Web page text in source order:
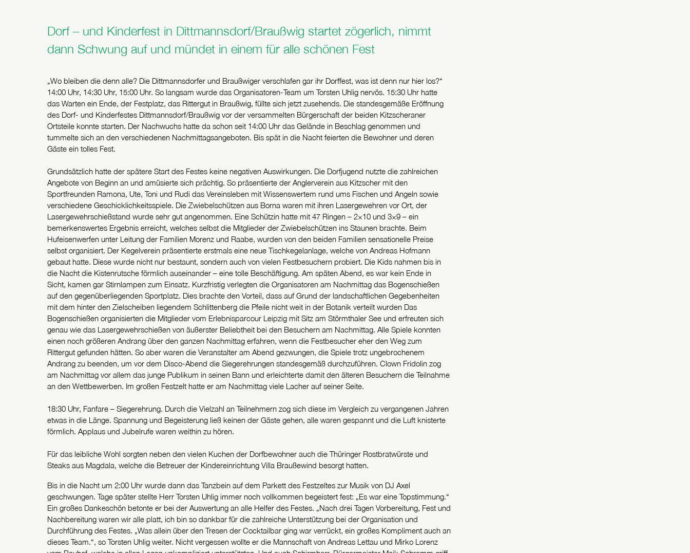
Dorf – und Kinderfest in Dittmannsdorf/Braußwig startet zögerlich, nimmt
dann Schwung auf und mündet in einem für alle schönen Fest
„Wo bleiben die denn alle? Die Dittmannsdorfer und Braußwiger verschlafen gar ihr Dorffest, was ist denn nur hier los?“
14:00 Uhr, 14:30 Uhr, 15:00 Uhr. So langsam wurde das Organisatoren-Team um Torsten Uhlig nervös. 15:30 Uhr hatte
das Warten ein Ende, der Festplatz, das Rittergut in Braußwig, füllte sich jetzt zusehends. Die standesgemäße Eröffnung
des Dorf- und Kinderfestes Dittmannsdorf/Braußwig vor der versammelten Bürgerschaft der beiden Kitzscheraner
Ortsteile konnte starten. Der Nachwuchs hatte da schon seit 14:00 Uhr das Gelände in Beschlag genommen und
tummelte sich an den verschiedenen Nachmittagsangeboten. Bis spät in die Nacht feierten die Bewohner und deren
Gäste ein tolles Fest.
Grundsätzlich hatte der spätere Start des Festes keine negativen Auswirkungen. Die Dorfjugend nutzte die zahlreichen
Angebote von Beginn an und amüsierte sich prächtig. So präsentierte der Anglerverein aus Kitzscher mit den
Sportfreunden Ramona, Ute, Toni und Rudi das Vereinsleben mit Wissenswertem rund ums Fischen und Angeln sowie
verschiedene Geschicklichkeitsspiele. Die Zwiebelschützen aus Borna waren mit ihren Lasergewehren vor Ort, der
Lasergewehrschießstand wurde sehr gut angenommen. Eine Schützin hatte mit 47 Ringen – 2×10 und 3×9 – ein
bemerkenswertes Ergebnis erreicht, welches selbst die Mitglieder der Zwiebelschützen ins Staunen brachte. Beim
Hufeisenwerfen unter Leitung der Familien Morenz und Raabe, wurden von den beiden Familien sensationelle Preise
selbst organisiert. Der Kegelverein präsentierte erstmals eine neue Tischkegelanlage, welche von Andreas Hofmann
gebaut hatte. Diese wurde nicht nur bestaunt, sondern auch von vielen Festbesuchern probiert. Die Kids nahmen bis in
die Nacht die Kistenrutsche förmlich auseinander – eine tolle Beschäftigung. Am späten Abend, es war kein Ende in
Sicht, kamen gar Stirnlampen zum Einsatz. Kurzfristig verlegten die Organisatoren am Nachmittag das Bogenschießen
auf den gegenüberliegenden Sportplatz. Dies brachte den Vorteil, dass auf Grund der landschaftlichen Gegebenheiten
mit dem hinter den Zielscheiben liegendem Schlittenberg die Pfeile nicht weit in der Botanik verteilt wurden Das
Bogenschießen organisierten die Mitglieder vom Erlebnisparcour Leipzig mit Sitz am Störmthaler See und erfreuten sich
genau wie das Lasergewehrschießen von äußerster Beliebtheit bei den Besuchern am Nachmittag. Alle Spiele konnten
einen noch größeren Andrang über den ganzen Nachmittag erfahren, wenn die Festbesucher eher den Weg zum
Rittergut gefunden hätten. So aber waren die Veranstalter am Abend gezwungen, die Spiele trotz ungebrochenem
Andrang zu beenden, um vor dem Disco-Abend die Siegerehrungen standesgemäß durchzuführen. Clown Fridolin zog
am Nachmittag vor allem das junge Publikum in seinen Bann und erleichterte damit den älteren Besuchern die Teilnahme
an den Wettbewerben. Im großen Festzelt hatte er am Nachmittag viele Lacher auf seiner Seite.
18:30 Uhr, Fanfare – Siegerehrung. Durch die Vielzahl an Teilnehmern zog sich diese im Vergleich zu vergangenen Jahren
etwas in die Länge. Spannung und Begeisterung ließ keinen der Gäste gehen, alle waren gespannt und die Luft knisterte
förmlich. Applaus und Jubelrufe waren weithin zu hören.
Für das leibliche Wohl sorgten neben den vielen Kuchen der Dorfbewohner auch die Thüringer Rostbratwürste und
Steaks aus Magdala, welche die Betreuer der Kindereinrichtung Villa Braußewind besorgt hatten.
Bis in die Nacht um 2:00 Uhr wurde dann das Tanzbein auf dem Parkett des Festzeltes zur Musik von DJ Axel
geschwungen. Tage später stellte Herr Torsten Uhlig immer noch vollkommen begeistert fest: „Es war eine Topstimmung.“
Ein großes Dankeschön betonte er bei der Auswertung an alle Helfer des Festes. „Nach drei Tagen Vorbereitung, Fest und
Nachbereitung waren wir alle platt, ich bin so dankbar für die zahlreiche Unterstützung bei der Organisation und
Durchführung des Festes. „Was allein über den Tresen der Cocktailbar ging war verrückt, ein großes Kompliment auch an
dieses Team.“, so Torsten Uhlig weiter. Nicht vergessen wollte er die Mannschaft von Andreas Lettau und Mirko Lorenz